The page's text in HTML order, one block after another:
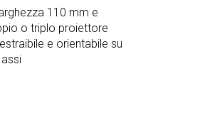
110 mm e
o triplo proiettore
e orientabile su